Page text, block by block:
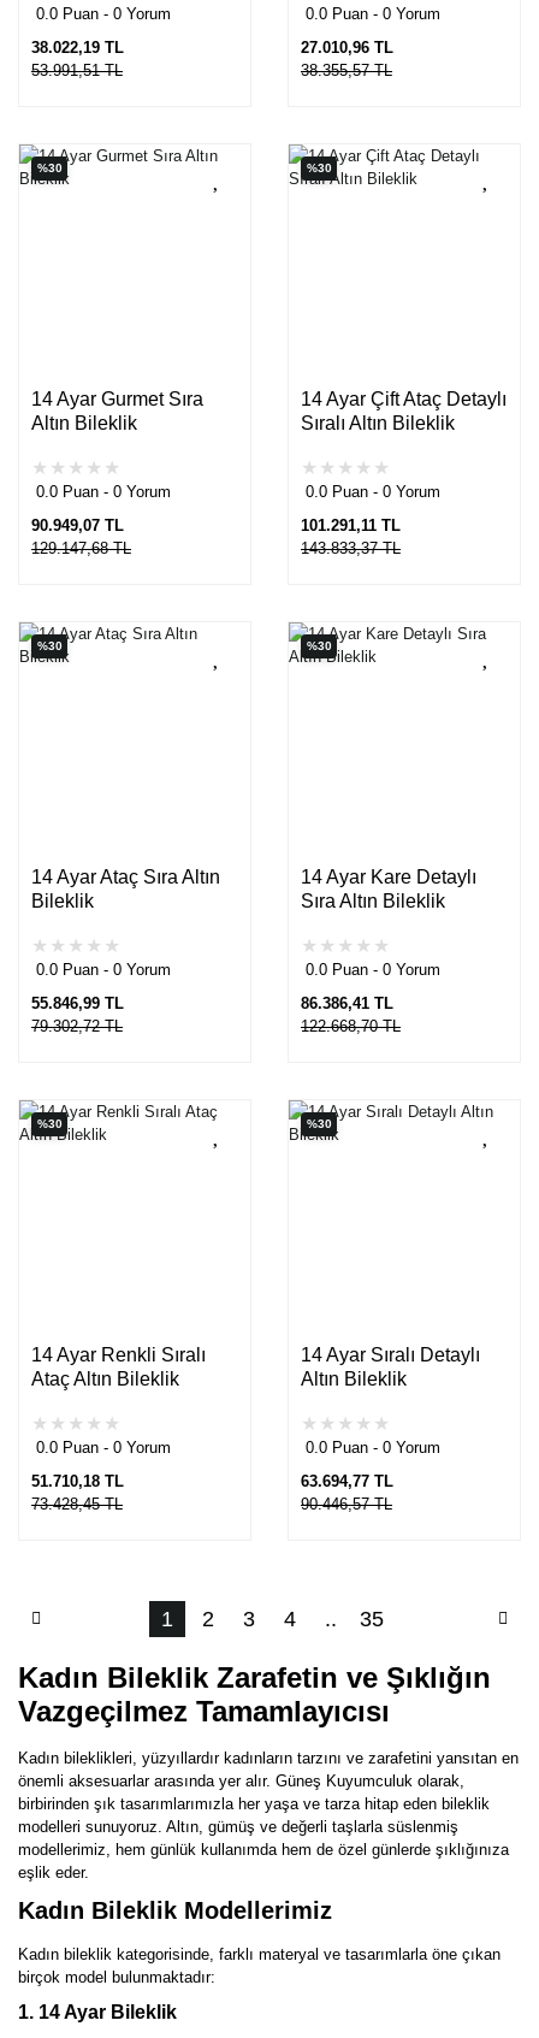
0.0 Puan - 0 Yorum
38.022,19 TL
53.991,51 TL
0.0 Puan - 0 Yorum
27.010,96 TL
38.355,57 TL
%30
14 Ayar Gurmet Sıra
Altın Bileklik
0.0 Puan - 0 Yorum
90.949,07 TL
129.147,68 TL
%30
14 Ayar Çift Ataç Detaylı
Sıralı Altın Bileklik
0.0 Puan - 0 Yorum
101.291,11 TL
143.833,37 TL
%30
14 Ayar Ataç Sıra Altın
Bileklik
0.0 Puan - 0 Yorum
55.846,99 TL
79.302,72 TL
%30
14 Ayar Kare Detaylı
Sıra Altın Bileklik
0.0 Puan - 0 Yorum
86.386,41 TL
122.668,70 TL
%30
14 Ayar Renkli Sıralı
Ataç Altın Bileklik
0.0 Puan - 0 Yorum
51.710,18 TL
73.428,45 TL
%30
14 Ayar Sıralı Detaylı
Altın Bileklik
0.0 Puan - 0 Yorum
63.694,77 TL
90.446,57 TL
1 2 3 4 .. 35
Kadın Bileklik Zarafetin ve Şıklığın
Vazgeçilmez Tamamlayıcısı
Kadın bileklikleri, yüzyıllardır kadınların tarzını ve zarafetini yansıtan en
önemli aksesuarlar arasında yer alır. Güneş Kuyumculuk olarak,
birbirinden şık tasarımlarımızla her yaşa ve tarza hitap eden bileklik
modelleri sunuyoruz. Altın, gümüş ve değerli taşlarla süslenmiş
modellerimiz, hem günlük kullanımda hem de özel günlerde şıklığınıza
eşlik eder.
Kadın Bileklik Modellerimiz
Kadın bileklik kategorisinde, farklı materyal ve tasarımlarla öne çıkan
birçok model bulunmaktadır:
1. 14 Ayar Bileklik